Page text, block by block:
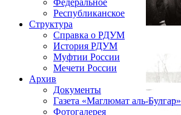
Федеральное
Республиканское
Структура
Справка о РДУМ
История РДУМ
Муфтии России
Мечети России
Архив
Документы
Газета «Маглюмат аль-Булгар»
Фотогалерея